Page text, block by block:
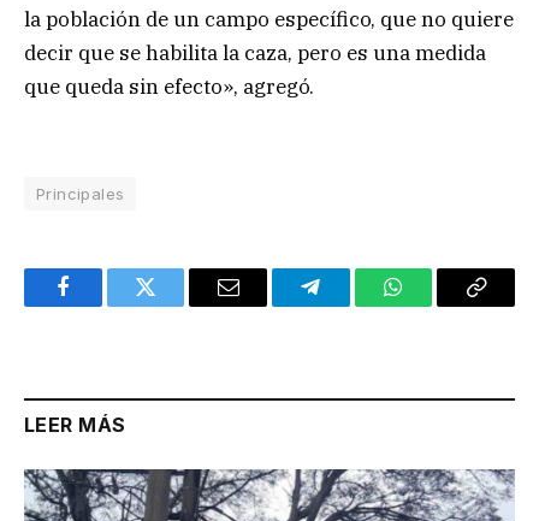
la población de un campo específico, que no quiere
decir que se habilita la caza, pero es una medida
que queda sin efecto», agregó.
Principales
FacebookTwitter Email TelegramWhatsAppCopy
LEER MÁS